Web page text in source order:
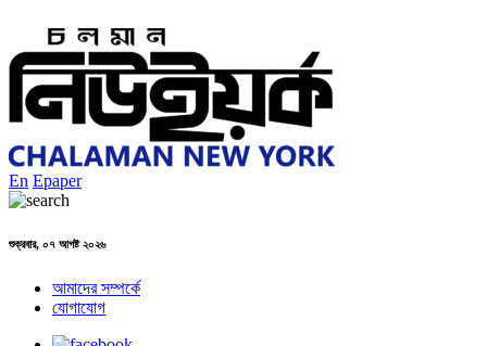
En Epaper
শুক্রবার, ০৭ আগষ্ট ২০২৬
আমাদের সম্পর্কে
যোগাযোগ